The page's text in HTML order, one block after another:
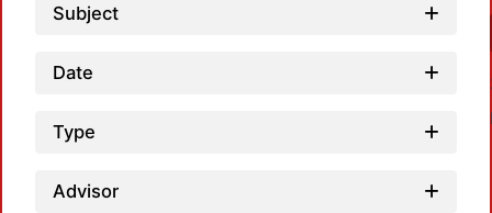
Subject
Date
Type
Advisor